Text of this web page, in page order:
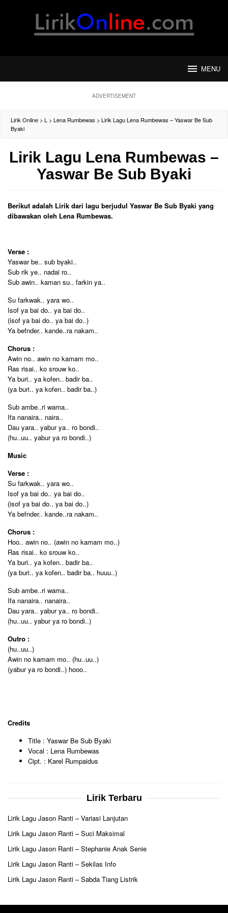
MENU
ADVERTISEMENT
Lirik Online > L > Lena Rumbewas > Lirik Lagu Lena Rumbewas – Yaswar Be Sub
Byaki
Lirik Lagu Lena Rumbewas –
Yaswar Be Sub Byaki
Berikut adalah Lirik dari lagu berjudul Yaswar Be Sub Byaki yang
dibawakan oleh Lena Rumbewas.
Verse :
Yaswar be.. sub byaki..
Sub rik ye.. nadai ro..
Sub awin.. kaman su.. farkin ya..
Su farkwak.. yara wo..
Isof ya bai do.. ya bai do..
(isof ya bai do.. ya bai do..)
Ya befnder.. kande..ra nakam..
Chorus :
Awin no.. awin no kamam mo..
Ras risai.. ko srouw ko..
Ya buri.. ya kofen.. badir ba..
(ya buri.. ya kofen.. badir ba..)
Sub ambe..ri wama..
Ifa nanaira.. naira..
Dau yara.. yabur ya.. ro bondi..
(hu..uu.. yabur ya ro bondi..)
Music
Verse :
Su farkwak.. yara wo..
Isof ya bai do.. ya bai do..
(isof ya bai do.. ya bai do..)
Ya befnder.. kande..ra nakam..
Chorus :
Hoo.. awin no.. (awin no kamam mo..)
Ras risai.. ko srouw ko..
Ya buri.. ya kofen.. badir ba..
(ya buri.. ya kofen.. badir ba.. huuu..)
Sub ambe..ri wama..
Ifa nanaira.. nanaira..
Dau yara.. yabur ya.. ro bondi..
(hu..uu.. yabur ya ro bondi..)
Outro :
(hu..uu..)
Awin no kamam mo.. (hu..uu..)
(yabur ya ro bondi..) hooo..
Credits
Title : Yaswar Be Sub Byaki
Vocal : Lena Rumbewas
Cipt. : Karel Rumpaidus
Lirik Terbaru
Lirik Lagu Jason Ranti – Variasi Lanjutan
Lirik Lagu Jason Ranti – Suci Maksimal
Lirik Lagu Jason Ranti – Stephanie Anak Senie
Lirik Lagu Jason Ranti – Sekilas Info
Lirik Lagu Jason Ranti – Sabda Tiang Listrik